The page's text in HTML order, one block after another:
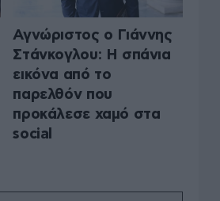
Αγνώριστος ο Γιάννης
Στάνκογλου: Η σπάνια
εικόνα από το
παρελθόν που
προκάλεσε χαμό στα
social